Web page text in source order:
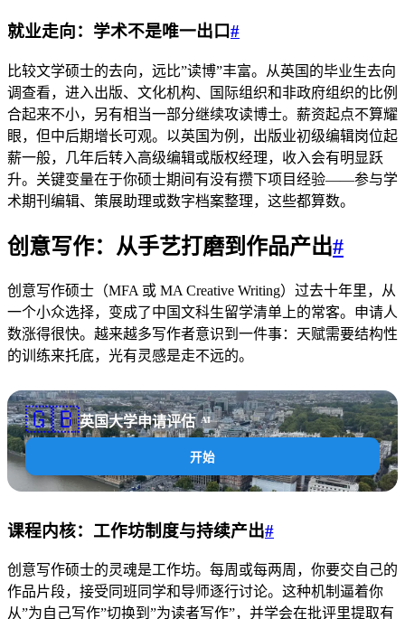
就业走向：学术不是唯一出口#
比较文学硕士的去向，远比”读博”丰富。从英国的毕业生去向
调查看，进入出版、文化机构、国际组织和非政府组织的比例
合起来不小，另有相当一部分继续攻读博士。薪资起点不算耀
眼，但中后期增长可观。以英国为例，出版业初级编辑岗位起
薪一般，几年后转入高级编辑或版权经理，收入会有明显跃
升。关键变量在于你硕士期间有没有攒下项目经验——参与学
术期刊编辑、策展助理或数字档案整理，这些都算数。
创意写作：从手艺打磨到作品产出#
创意写作硕士（MFA 或 MA Creative Writing）过去十年里，从
一个小众选择，变成了中国文科生留学清单上的常客。申请人
数涨得很快。越来越多写作者意识到一件事：天赋需要结构性
的训练来托底，光有灵感是走不远的。
🇬🇧英国大学申请评估 AI
开始
课程内核：工作坊制度与持续产出#
创意写作硕士的灵魂是工作坊。每周或每两周，你要交自己的
作品片段，接受同班同学和导师逐行讨论。这种机制逼着你
从”为自己写作”切换到”为读者写作”，并学会在批评里提取有